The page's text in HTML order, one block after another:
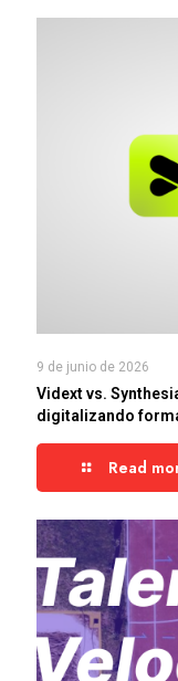
9 de junio de 2026
Vidext vs.
digitalizando
Read